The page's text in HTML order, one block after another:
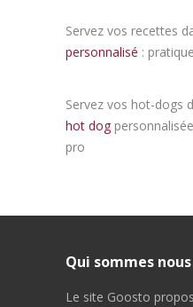
Servez vos recettes
personnalisé :
Servez vos hot-dogs
hot dog
pro
Qui sommes nous
Le site Goosto